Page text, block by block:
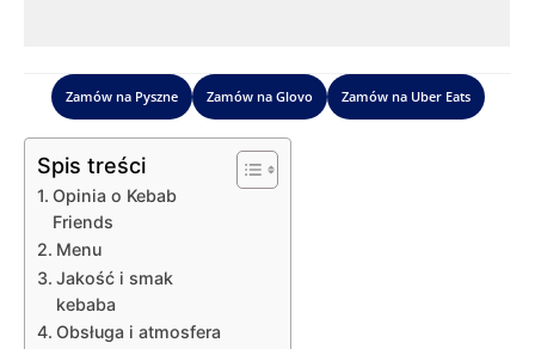
Zamów na Pyszne Zamów na Glovo Zamów na Uber Eats
Spis treści
Opinia o Kebab
Friends
Menu
Jakość i smak
kebaba
Obsługa i atmosfera